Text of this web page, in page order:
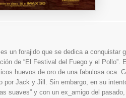
un forajido que se dedica a
de “El Festival del Fuego y el
huevos de oro de una fabulosa oca.
por Jack y Jill. Sin embargo, en su
suaves” y con un ex_amigo del